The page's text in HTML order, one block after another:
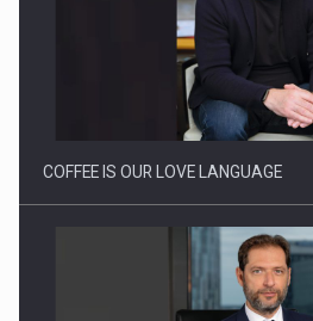
Proteinmaxxing and the Future of
COFFEE IS OUR LOVE LANGUAGE